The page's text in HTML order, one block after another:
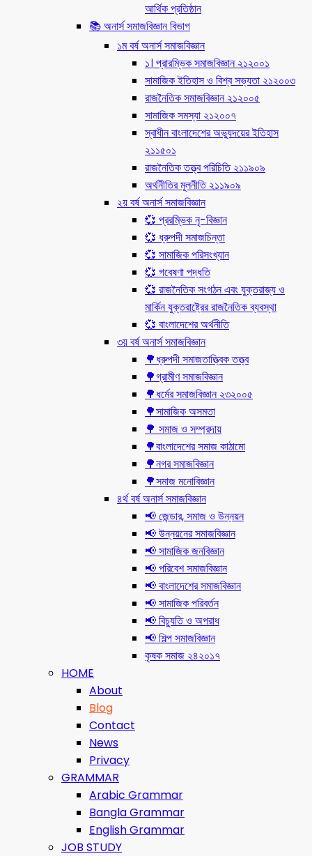
আর্থিক প্রতিষ্ঠান
📚 অনার্স সমাজবিজ্ঞান বিভাগ
১ম বর্ষ অনার্স সমাজবিজ্ঞান
১। প্রারম্ভিক সমাজবিজ্ঞান ২১২০০১
সামাজিক ইতিহাস ও বিশ্ব সভ্যতা ২১২০০৩
রাজনৈতিক সমাজবিজ্ঞান ২১২০০৫
সামাজিক সমস্যা ২১২০০৭
স্বাধীন বাংলাদেশের অভ্যুদয়ের ইতিহাস
২১১৫০১
রাজনৈতিক তত্ত্ব পরিচিতি ২১১৯০৯
অর্থনীতির মূলনীতি ২১১৯০৯
২য় বর্ষ অনার্স সমাজবিজ্ঞান
💞 প্ররম্ভিক নৃ-বিজ্ঞান
💞 ধ্রুপদী সমাজচিন্তা
💞 সামাজিক পরিসংখ্যান
💞 গবেষণা পদ্ধতি
💞 রাজনৈতিক সংগঠন এবং যুক্তরাজ্য ও
মার্কিন যুক্তরাষ্ট্রের রাজনৈতিক ব্যবস্থা
💞 বাংলাদেশের অর্থনীতি
৩য় বর্ষ অনার্স সমাজবিজ্ঞান
🌳ধ্রুপদী সমাজতাত্ত্বিক তত্ত্ব
🌳গ্রামীণ সমাজবিজ্ঞান
🌳ধর্মের সমাজবিজ্ঞান ২৩২০০৫
🌳সামাজিক অসমতা
🌳 সমাজ ও সম্প্রদায়
🌳বাংলাদেশের সমাজ কাঠামো
🌳নগর সমাজবিজ্ঞান
🌳সমাজ মনোবিজ্ঞান
৪র্থ বর্ষ অনার্স সমাজবিজ্ঞান
📢 জেন্ডার, সমাজ ও উন্নয়ন
📢 উন্নয়নের সমাজবিজ্ঞান
📢 সামাজিক জনবিজ্ঞান
📢 পরিবেশ সমাজবিজ্ঞান
📢 বাংলাদেশের সমাজবিজ্ঞান
📢 সামাজিক পরিবর্তন
📢 বিচ্যুতি ও অপরাধ
📢 শিল্প সমাজবিজ্ঞান
কৃষক সমাজ ২৪২০১৭
HOME
About
Blog
Contact
News
Privacy
GRAMMAR
Arabic Grammar
Bangla Grammar
English Grammar
JOB STUDY